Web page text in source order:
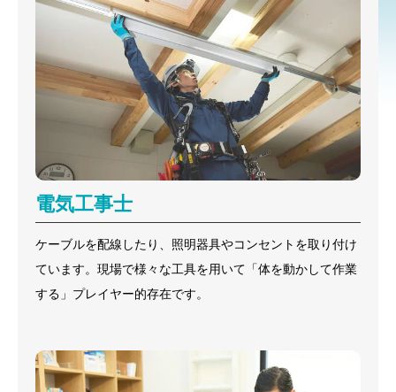
電気工事士
ケーブルを配線したり、照明器具やコンセントを取り付け
ています。現場で様々な工具を用いて「体を動かして作業
する」プレイヤー的存在です。